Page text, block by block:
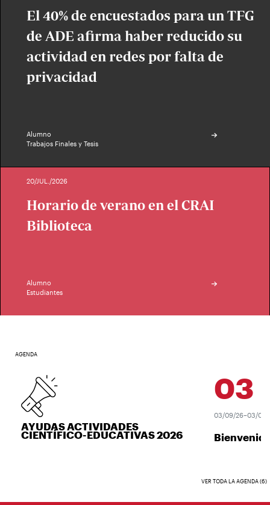
El 40% de encuestados para un TFG
de ADE afirma haber reducido su
actividad en redes por falta de
privacidad
Alumno
Trabajos Finales y Tesis
20/JUL./2026
Horario de verano en el CRAI
Biblioteca
Alumno
Estudiantes
AGENDA
AYUDAS ACTIVIDADES
CIENTÍFICO-EDUCATIVAS 2026
03
03/09/26–03/09/
Bienvenida
VER TODA LA AGENDA (6)